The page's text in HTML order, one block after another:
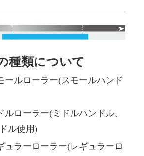
種類について
ールローラー(スモールハンド
ルローラー(ミドルハンドル、
ル使用)
ュラーローラー(レギュラーロ